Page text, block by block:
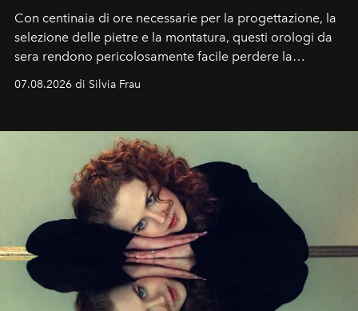
Con centinaia di ore necessarie per la progettazione, la
selezione delle pietre e la montatura, questi orologi da
sera rendono pericolosamente facile perdere la
cognizione del tempo. Ma con quadranti così
07.08.2026 di Silvia Frau